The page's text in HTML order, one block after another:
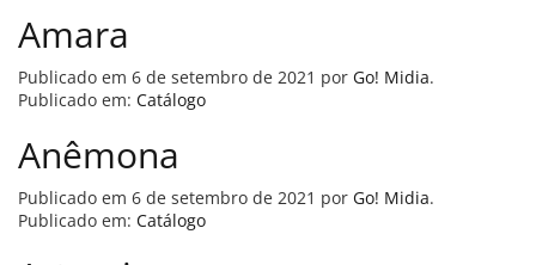
Amara
Publicado em 6 de setembro de 2021 por Go! Midia.
Publicado em: Catálogo
Anêmona
Publicado em 6 de setembro de 2021 por Go! Midia.
Publicado em: Catálogo